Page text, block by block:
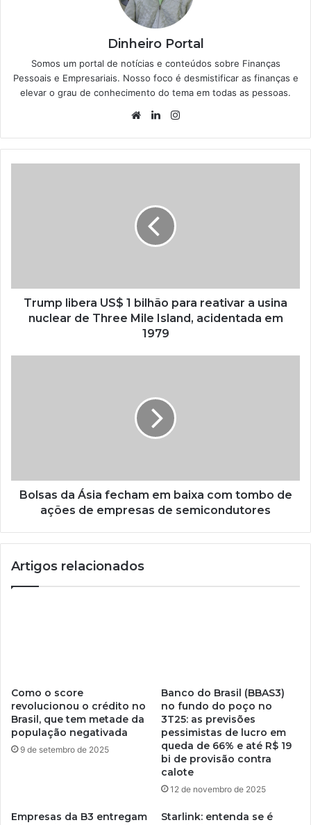
Dinheiro Portal
Somos um portal de notícias e conteúdos sobre Finanças
Pessoais e Empresariais. Nosso foco é desmistificar as finanças e
elevar o grau de conhecimento do tema em todas as pessoas.
WebsiteLinkedin
Trump libera US$ 1 bilhão para reativar a usina
nuclear de Three Mile Island, acidentada em
1979
Bolsas da Ásia fecham em baixa com tombo de
ações de empresas de semicondutores
Artigos relacionados
Como o score
revolucionou o crédito no
Brasil, que tem metade da
população negativada
9 de setembro de 2025
Banco do Brasil (BBAS3)
no fundo do poço no
3T25: as previsões
pessimistas de lucro em
queda de 66% e até R$ 19
bi de provisão contra
calote
12 de novembro de 2025
Empresas da B3 entregam
Starlink: entenda se é